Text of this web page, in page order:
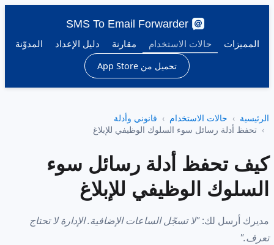
SMS To Email Forwarder
المميزات
حالات الاستخدام مقارنة دليل الإعداد المدوّنة
تحميل من App Store
الرئيسية حالات الاستخدام
قانوني وأدلة
تحفظ أدلة رسائل سوء السلوك الوظيفي للإبلاغ
كيف تحفظ أدلة رسائل سوء
السلوك الوظيفي للإبلاغ
مديرك أرسل لك:"لا تسجّل الساعات الإضافية. الإدارة لا تحتاج
تعرف."